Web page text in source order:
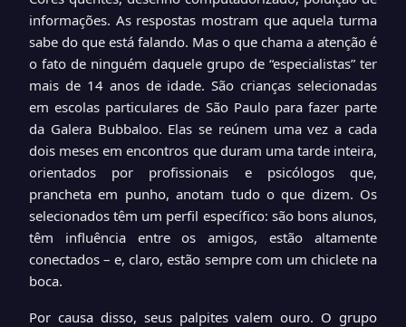
informações. As respostas mostram que aquela turma
sabe do que está falando. Mas o que chama a atenção é
o fato de ninguém daquele grupo de “especialistas” ter
mais de 14 anos de idade. São crianças selecionadas
em escolas particulares de São Paulo para fazer parte
da Galera Bubbaloo. Elas se reúnem uma vez a cada
dois meses em encontros que duram uma tarde inteira,
orientados por profissionais e psicólogos que,
prancheta em punho, anotam tudo o que dizem. Os
selecionados têm um perfil específico: são bons alunos,
têm influência entre os amigos, estão altamente
conectados – e, claro, estão sempre com um chiclete na
boca.
Por causa disso, seus palpites valem ouro. O grupo